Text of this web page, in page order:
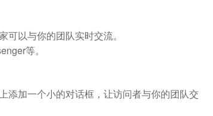
以与你的团队实时交流。
等。
添加一个小的对话框，让访问者与你的团队交